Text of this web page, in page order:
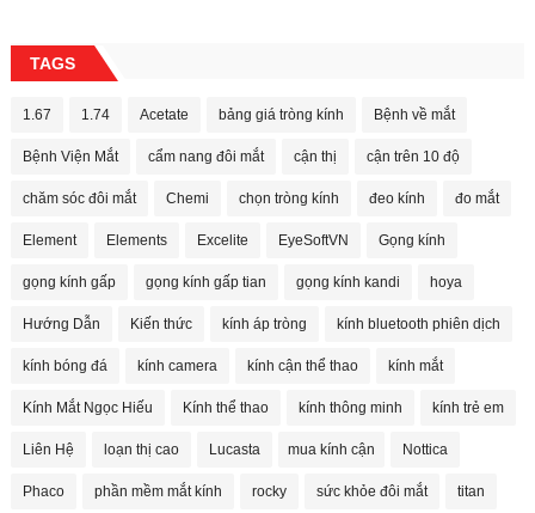
TAGS
1.67 1.74 Acetate bảng giá tròng kính Bệnh về mắt
Bệnh Viện Mắt cẩm nang đôi mắt cận thị cận trên 10 độ
chăm sóc đôi mắt Chemi chọn tròng kính đeo kính đo mắt
Element Elements Excelite EyeSoftVN Gọng kính
gọng kính gấp gọng kính gấp tian gọng kính kandi hoya
Hướng Dẫn Kiến thức kính áp tròng kính bluetooth phiên dịch
kính bóng đá kính camera kính cận thể thao kính mắt
Kính Mắt Ngọc Hiếu Kính thể thao kính thông minh kính trẻ em
Liên Hệ loạn thị cao Lucasta mua kính cận Nottica
Phaco phần mềm mắt kính rocky sức khỏe đôi mắt titan